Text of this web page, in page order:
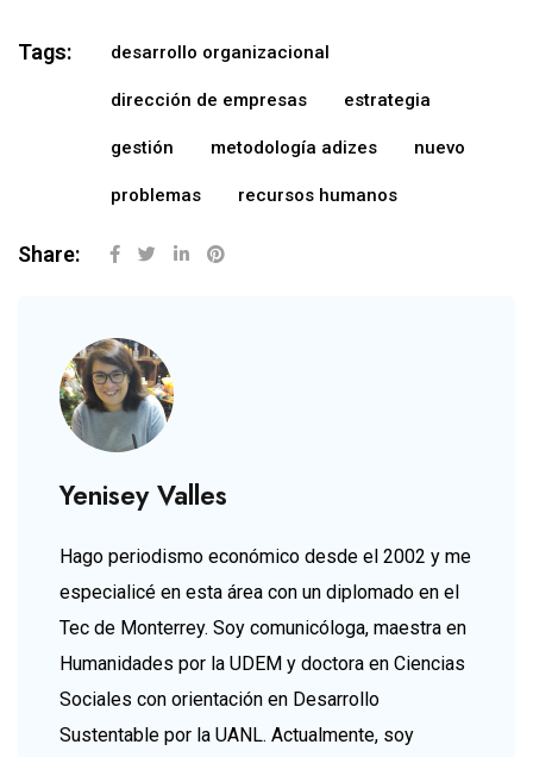
Tags: desarrollo organizacional
dirección de empresas estrategia
gestión metodología adizes nuevo
problemas recursos humanos
Share:
Yenisey Valles
Hago periodismo económico desde el 2002 y me
especialicé en esta área con un diplomado en el
Tec de Monterrey. Soy comunicóloga, maestra en
Humanidades por la UDEM y doctora en Ciencias
Sociales con orientación en Desarrollo
Sustentable por la UANL. Actualmente, soy